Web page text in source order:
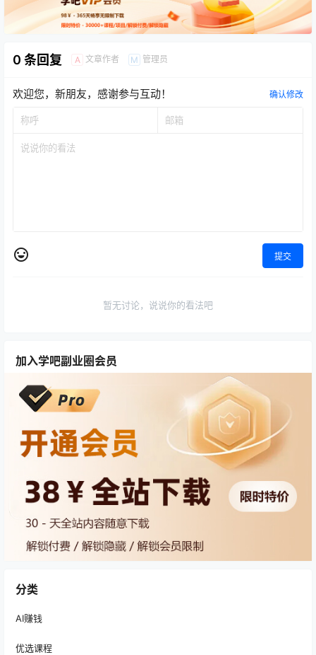
0 条回复 A 文章作者 M 管理员
欢迎您，新朋友，感谢参与互动！ 确认修改
提交
暂无讨论，说说你的看法吧
加入学吧副业圈会员
分类
AI赚钱
优选课程